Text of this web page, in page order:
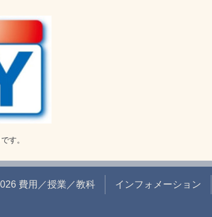
す。
費用／授業／教科 インフォメーション